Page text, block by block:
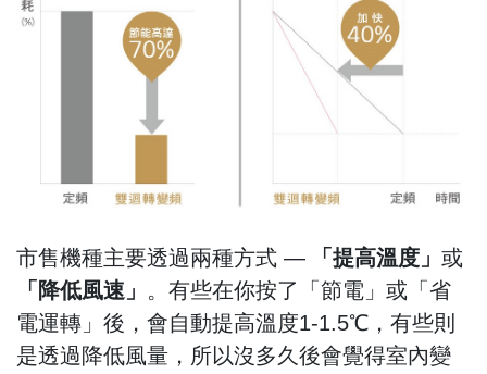
市售機種主要透過兩種方式 — 「提高溫度」 或
「降低風速」 。有些在你按了「節電」或「省
電運轉」後，會自動提高溫度1-1.5℃，有些則
是透過降低風量，所以沒多久後會覺得室內變